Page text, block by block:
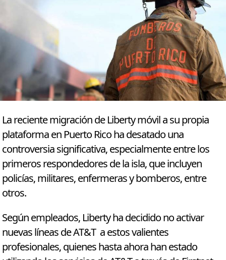
La reciente migración de Liberty móvil a su propia
plataforma en Puerto Rico ha desatado una
controversia significativa, especialmente entre los
primeros respondedores de la isla, que incluyen
policías, militares, enfermeras y bomberos, entre
otros.
Según empleados, Liberty ha decidido no activar
nuevas líneas de AT&T a estos valientes
profesionales, quienes hasta ahora han estado